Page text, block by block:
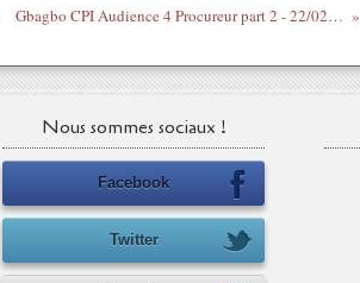
Gbagbo CPI Audience 4 Procureur part 2 - 22/02/13
Nous sommes sociaux !
Facebook
Twitter